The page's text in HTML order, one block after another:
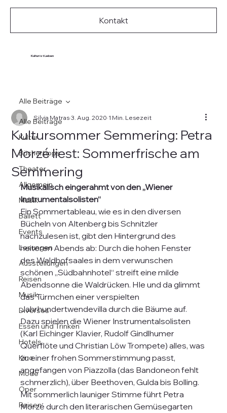
Kultur ist Leben
Kontakt
Alle Beiträge
Kultur
Büchertipps
Theater
Allgemein
Musik
Ballett
Events
Lesungen
Ausstellungen
Reisen
Musik
Diverses
Essen und Trinken
Hotels
Kino
Mode
Oper
Reisen
Alle Beiträge
Kultursommer Semmering: Petra
Morzé liest: Sommerfrische am
Semmering
Silvia Matras 3. Aug. 2020 1 Min. Lesezeit
Musikalisch eingerahmt von den „Wiener
Instrumentalsolisten“
Ein Sommertableau, wie es in den diversen
Bücheln von Altenberg bis Schnitzler
nachzulesen ist, gibt den Hintergrund des
heiteren Abends ab: Durch die hohen Fenster
des Waldhofsaales in dem verwunschen
schönen „Südbahnhotel“ streift eine milde
Abendsonne die Waldrücken. HIe und da glimmt
das Türmchen einer verspielten
Jahrhundertwendevilla durch die Bäume auf.
Dazu spielen die Wiener Instrumentalsolisten
(Karl Eichinger Klavier, Rudolf Gindlhumer
Querflöte und Christian Löw Trompete) alles, was
zu einer frohen Sommerstimmung passt,
angefangen von Piazzolla (das Bandoneon fehlt
schmerzlich), über Beethoven, Gulda bis Bolling.
Mit sommerlich launiger Stimme führt Petra
Morzé durch den literarischen Gemüsegarten